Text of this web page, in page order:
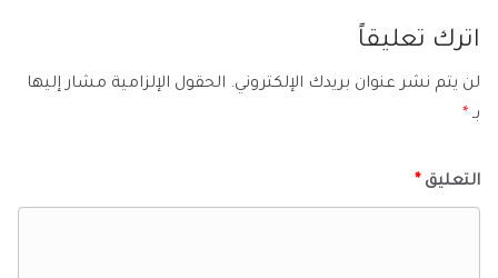
اترك تعليقاً
لن يتم نشر عنوان بريدك الإلكتروني. الحقول الإلزامية مشار إليها
بـ *
التعليق *